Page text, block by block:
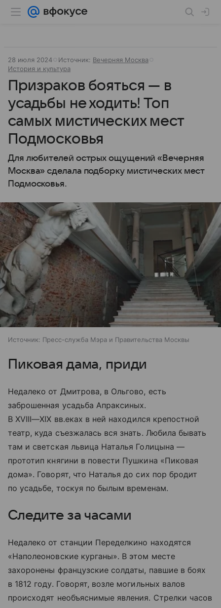
28 июля 2024 Источник: Вечерняя Москва
История и культура
Призраков бояться — в
усадьбы не ходить! Топ
самых мистических мест
Подмосковья
Для любителей острых ощущений «Вечерняя
Москва» сделала подборку мистических мест
Подмосковья.
Источник: Пресс-служба Мэра и Правительства Москвы
Пиковая дама, приди
Недалеко от Дмитрова, в Ольгово, есть
заброшенная усадьба Апраксиных.
ВXVIII—XIX вв.еках в ней находился крепостной
театр, куда съезжалась вся знать. Любила бывать
там и светская львица Наталья Голицына —
прототип княгини в повести Пушкина «Пиковая
дома». Говорят, что Наталья до сих пор бродит
по усадьбе, тоскуя по былым временам.
Следите за часами
Недалеко от станции Переделкино находятся
«Наполеоновские курганы». В этом месте
захоронены французские солдаты, павшие в боях
в 1812 году. Говорят, возле могильных валов
происходят необъяснимые явления. Стрелки часов